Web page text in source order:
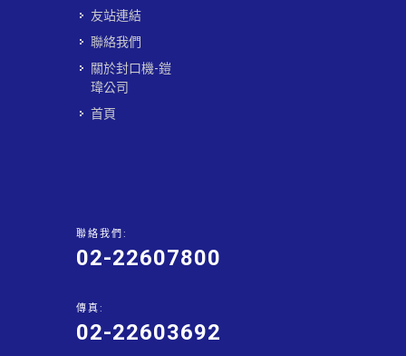
友站連結
聯絡我們
關於封口機-鎧
瑋公司
首頁
聯絡我們:
02-22607800
傳真:
02-22603692